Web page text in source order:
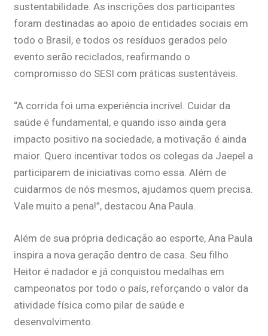
sustentabilidade. As inscrições dos participantes
foram destinadas ao apoio de entidades sociais em
todo o Brasil, e todos os resíduos gerados pelo
evento serão reciclados, reafirmando o
compromisso do SESI com práticas sustentáveis.
“A corrida foi uma experiência incrível. Cuidar da
saúde é fundamental, e quando isso ainda gera
impacto positivo na sociedade, a motivação é ainda
maior. Quero incentivar todos os colegas da Jaepel a
participarem de iniciativas como essa. Além de
cuidarmos de nós mesmos, ajudamos quem precisa.
Vale muito a pena!”, destacou Ana Paula.
Além de sua própria dedicação ao esporte, Ana Paula
inspira a nova geração dentro de casa. Seu filho
Heitor é nadador e já conquistou medalhas em
campeonatos por todo o país, reforçando o valor da
atividade física como pilar de saúde e
desenvolvimento.